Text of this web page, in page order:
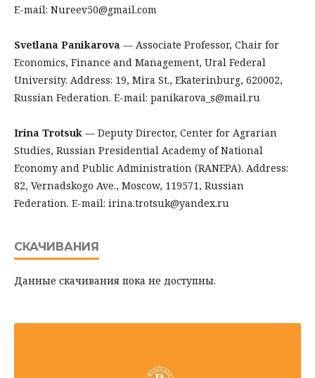
E-mail: Nureev50@gmail.com
Svetlana Panikarova — Associate Professor, Chair for
Economics, Finance and Management, Ural Federal
University. Address: 19, Mira St., Ekaterinburg, 620002,
Russian Federation. E-mail: panikarova_s@mail.ru
Irina Trotsuk — Deputy Director, Center for Agrarian
Studies, Russian Presidential Academy of National
Economy and Public Administration (RANEPA). Address:
82, Vernadskogo Ave., Moscow, 119571, Russian
Federation. E-mail: irina.trotsuk@yandex.ru
СКАЧИВАНИЯ
Данные скачивания пока не доступны.